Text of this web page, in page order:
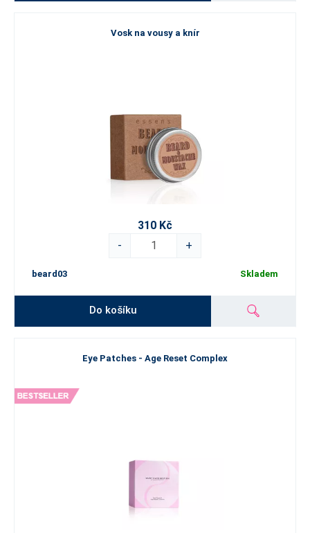
Vosk na vousy a knír
310 Kč
-
+
beard03 Skladem
Do košíku
Eye Patches - Age Reset Complex